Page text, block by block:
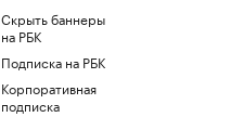
Скрыть баннеры
на РБК
Подписка на РБК
Корпоративная
подписка